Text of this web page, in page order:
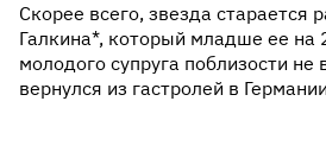
Скорее всего, звезда старается
Галкина*, который младше ее на
молодого супруга поблизости не
вернулся из гастролей в